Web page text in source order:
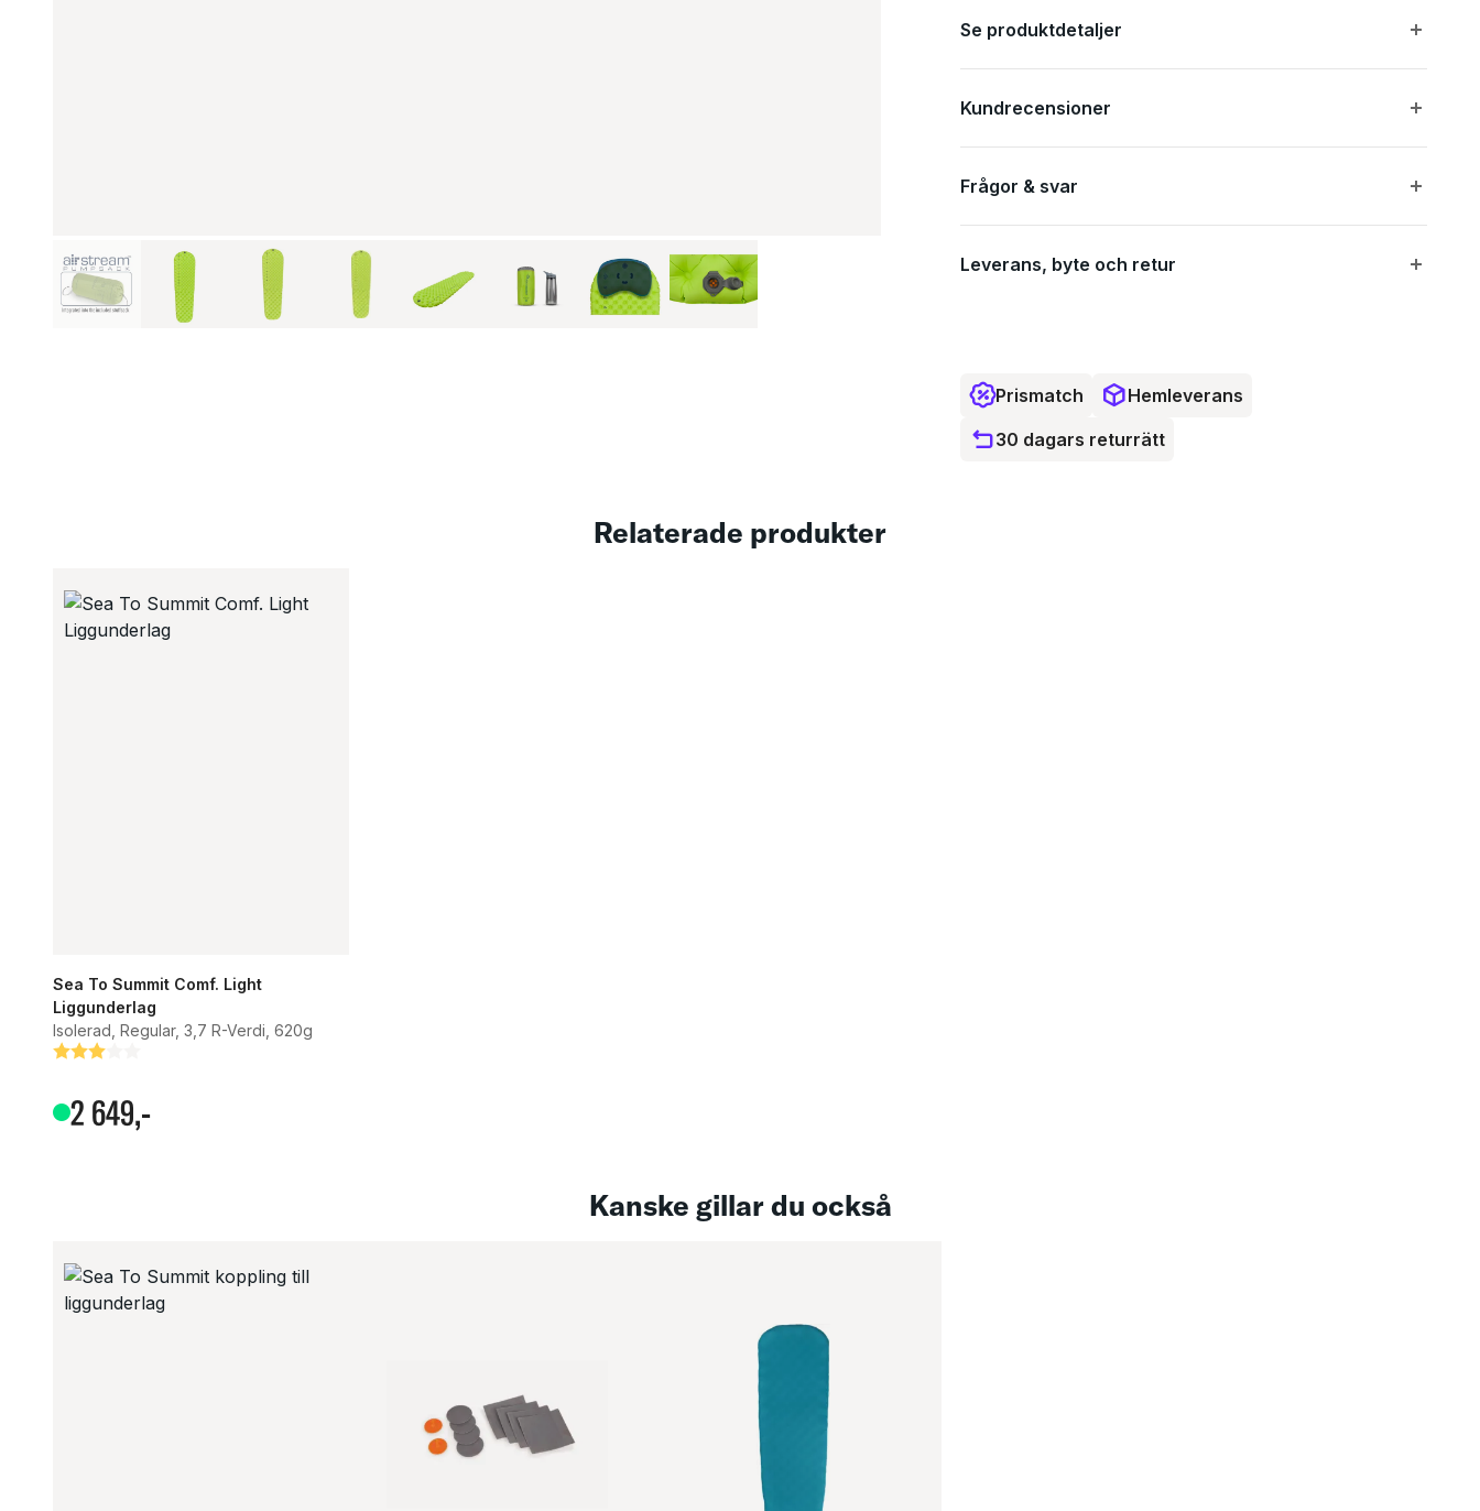
anpassa sig till din kroppsvikt och ger högre komfort
Multifunktionell ventil förhindrar luftförlust innan ventilen
tätas
Finjusteringsknapp låter dig justera lufttrycket och komforten
Exkin Platinum-material med termisk teknik som reflekterar
Specifikationer:
Se produktdetaljer
Kundrecensioner
Frågor & svar
Leverans, byte och retur
Prismatch
Hemleverans
30 dagars returrätt
Relaterade produkter
Sea To Summit Comf. Light
Liggunderlag
Isolerad, Regular, 3,7 R-Verdi, 620g
Betyg:
3.0 utav 5 stjärnor
2 649,-
Kanske gillar du också